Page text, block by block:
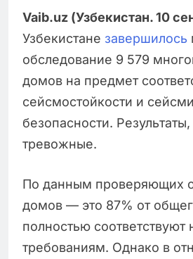
Vaib.uz (Узбекистан. 10
Узбекистане завершилось
обследование 9 579
домов на предмет
сейсмостойкости и
безопасности.
тревожные.
По данным проверяющих
домов — это 87% от
полностью
требованиям. Однако в